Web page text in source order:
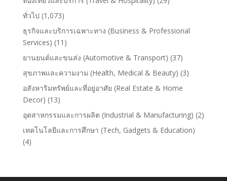
ทั่วไป (1,073)
ธุรกิจและบริการเฉพาะทาง (Business & Professional
Services) (11)
ยานยนต์และขนส่ง (Automotive & Transport) (37)
สุขภาพและความงาม (Health, Medical & Beauty) (3)
อสังหาริมทรัพย์และที่อยู่อาศัย (Real Estate & Home
Decor) (13)
อุตสาหกรรมและการผลิต (Industrial & Manufacturing) (2)
เทคโนโลยีและการศึกษา (Tech, Gadgets & Education)
(4)